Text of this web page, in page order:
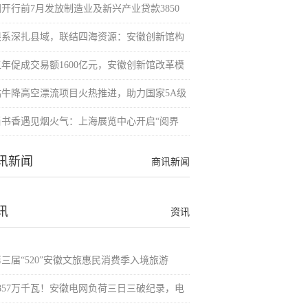
行前7月发放制造业及新兴产业贷款3850
深扎县域，联结四海资源：安徽创新馆构
促成交易额1600亿元，安徽创新馆改革模
降高空漂流项目火热推进，助力国家5A级
香遇见烟火气：上海展览中心开启“阅界
商讯新闻
新闻
资讯
届“520”安徽文旅惠民消费季入境旅游
万千瓦！安徽电网负荷三日三破纪录，电